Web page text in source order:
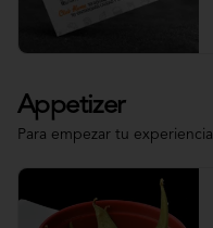
Appetizer
Para empezar tu